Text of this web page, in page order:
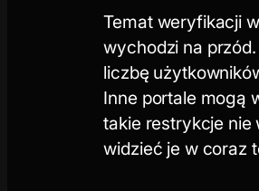
Temat weryfikacji
wychodzi na
liczbę
Inne portale mogą
takie restrykcje nie
widzieć je w coraz